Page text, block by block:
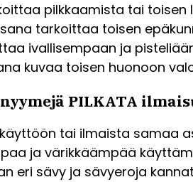
pilkkaamista tai toisen
tarkoittaa toisen
ivallisempaan ja
kuvaa toisen huonoon
PILKATA
tai ilmaista samaa
ja värikkäämpää
eri sävy ja sävyeroja